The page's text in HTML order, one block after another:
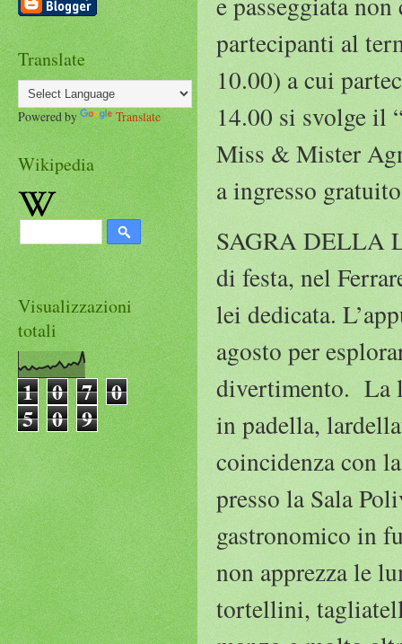
partecipanti al
10.00) a cui
14.00 si svolge il
Miss & Mister
a ingresso
SAGRA DELLA
di festa, nel
lei dedicata.
agosto per
divertimento. La
in padella,
coincidenza con
presso la Sala
gastronomico in
non apprezza le
tortellini,
Translate
Powered by Translate
Wikipedia
Visualizzazioni
totali
1 0 7 0
5 0 9